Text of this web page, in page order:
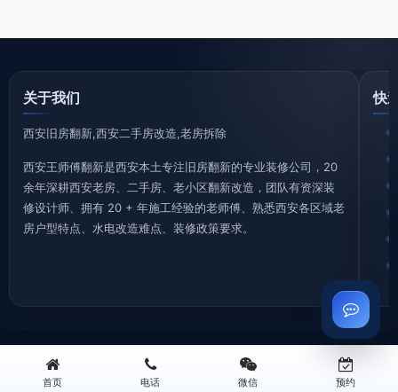
关于我们
西安旧房翻新,西安二手房改造,老房拆除
西安王师傅翻新是西安本土专注旧房翻新的专业装修公司，20
余年深耕西安老房、二手房、老小区翻新改造，团队有资深装
修设计师、拥有 20 + 年施工经验的老师傅、熟悉西安各区域老
房户型特点、水电改造难点、装修政策要求。
快
©2026 西安王师傅装修有限公司 版权所有 专注西安旧房翻新
地址：西安三桥新街华润万象城B座0506 | 电话：13259955338
首页 电话 微信 预约